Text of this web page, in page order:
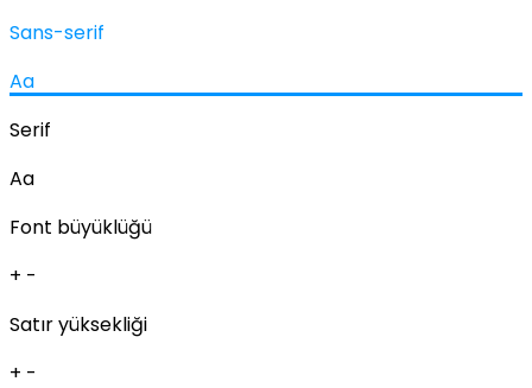
Sans-serif
Aa
Serif
Aa
Font büyüklüğü
+ -
Satır yüksekliği
+ -